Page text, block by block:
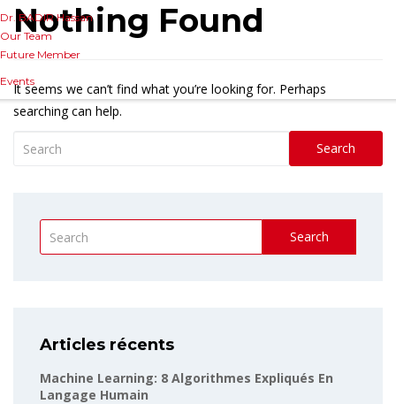
Dr. BADIR Hassan
Our Team
Future Member
Events
Nothing Found
It seems we can’t find what you’re looking for. Perhaps
searching can help.
Search
Search
Articles récents
Machine Learning: 8 Algorithmes Expliqués En
Langage Humain